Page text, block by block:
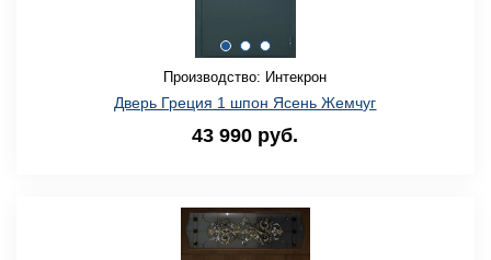
Производство: Интекрон
Дверь Греция 1 шпон Ясень Жемчуг
43 990 руб.